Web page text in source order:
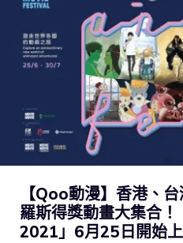
【Qoo動漫】香港、
羅斯得獎動畫大集合
2021」6月25日開始